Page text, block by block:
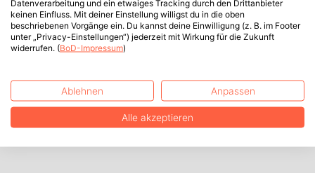
Datenverarbeitung und ein etwaiges Tracking durch den Drittanbieter
keinen Einfluss. Mit deiner Einstellung willigst du in die oben
beschriebenen Vorgänge ein. Du kannst deine Einwilligung (z. B. im Footer
unter „Privacy-Einstellungen“) jederzeit mit Wirkung für die Zukunft
widerrufen. (BoD-Impressum)
Ablehnen Anpassen
Alle akzeptieren